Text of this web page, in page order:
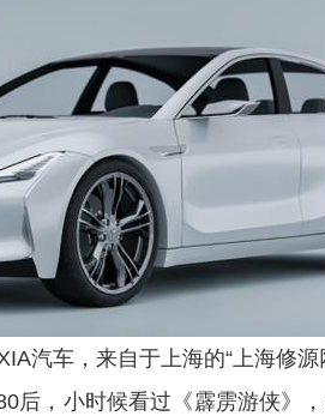
汽车，来自于上海的“上海修源
后，小时候看过《霹雳游侠》